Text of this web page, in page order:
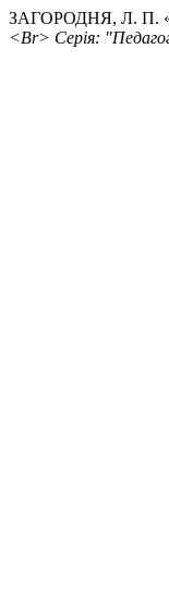
ЗАГОРОДНЯ, Л. П.
<Br> Серія: